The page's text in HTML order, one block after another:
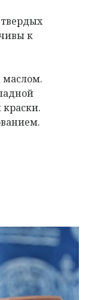
к
маслом.